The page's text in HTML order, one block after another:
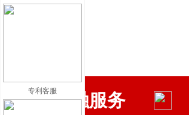
金融服务
专利客服